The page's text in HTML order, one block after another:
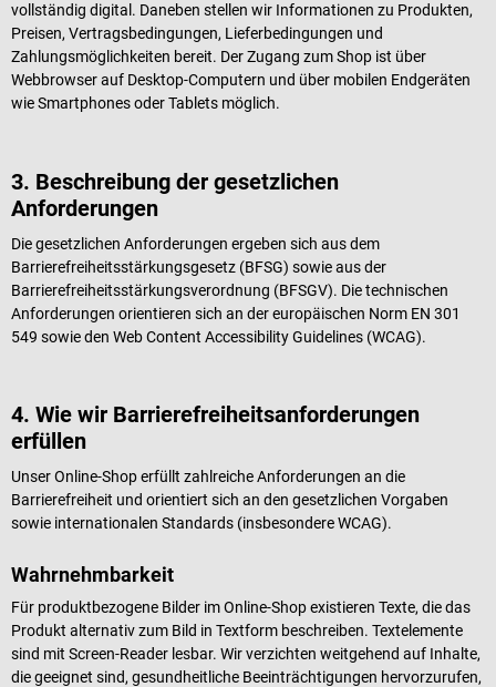
vollständig digital. Daneben stellen wir Informationen zu Produkten,
Preisen, Vertragsbedingungen, Lieferbedingungen und
Zahlungsmöglichkeiten bereit. Der Zugang zum Shop ist über
Webbrowser auf Desktop-Computern und über mobilen Endgeräten
wie Smartphones oder Tablets möglich.
3. Beschreibung der gesetzlichen
Anforderungen
Die gesetzlichen Anforderungen ergeben sich aus dem
Barrierefreiheitsstärkungsgesetz (BFSG) sowie aus der
Barrierefreiheitsstärkungsverordnung (BFSGV). Die technischen
Anforderungen orientieren sich an der europäischen Norm EN 301
549 sowie den Web Content Accessibility Guidelines (WCAG).
4. Wie wir Barrierefreiheitsanforderungen
erfüllen
Unser Online-Shop erfüllt zahlreiche Anforderungen an die
Barrierefreiheit und orientiert sich an den gesetzlichen Vorgaben
sowie internationalen Standards (insbesondere WCAG).
Wahrnehmbarkeit
Für produktbezogene Bilder im Online-Shop existieren Texte, die das
Produkt alternativ zum Bild in Textform beschreiben. Textelemente
sind mit Screen-Reader lesbar. Wir verzichten weitgehend auf Inhalte,
die geeignet sind, gesundheitliche Beeinträchtigungen hervorzurufen,